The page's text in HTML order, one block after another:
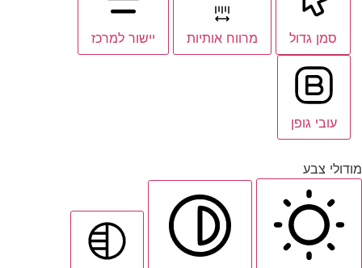
סמן גדול מרווח אותיות יישור למרכז
עובי גופן
מודולי צבע